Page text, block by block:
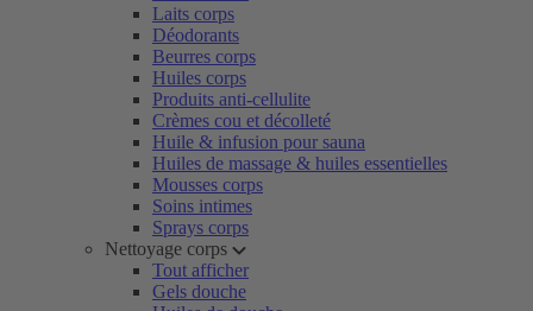
Laits corps
Déodorants
Beurres corps
Huiles corps
Produits anti-cellulite
Crèmes cou et décolleté
Huile & infusion pour sauna
Huiles de massage & huiles essentielles
Mousses corps
Soins intimes
Sprays corps
Nettoyage corps
Tout afficher
Gels douche